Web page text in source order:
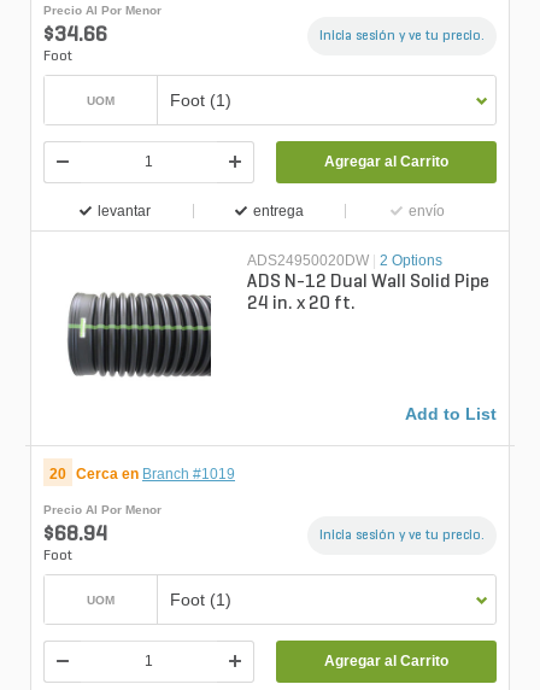
Precio Al Por Menor
$34.66
Foot
Inicia sesión y ve tu precio.
UOM Foot (1)
Agregar al Carrito
levantar entrega envío
ADS24950020DW 2 Options
ADS N-12 Dual Wall Solid Pipe
24 in. x 20 ft.
Add to List
20 Cerca en Branch #1019
Precio Al Por Menor
$68.94
Foot
Inicia sesión y ve tu precio.
UOM Foot (1)
Agregar al Carrito